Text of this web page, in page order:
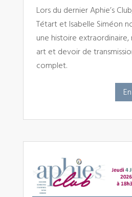
Lors du dernier Aphie’s
Tétart et Isabelle Siméon
une histoire
art et devoir de
complet.